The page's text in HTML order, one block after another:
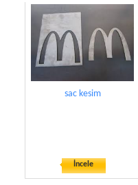
sac kesim
İncele